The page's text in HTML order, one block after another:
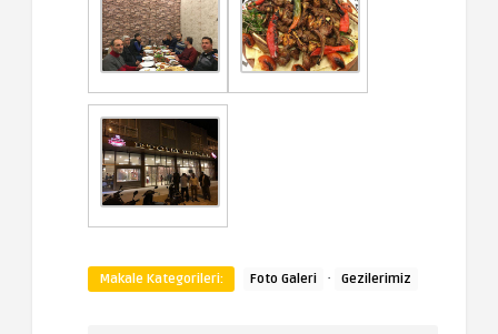
Makale Kategorileri: Foto Galeri · Gezilerimiz